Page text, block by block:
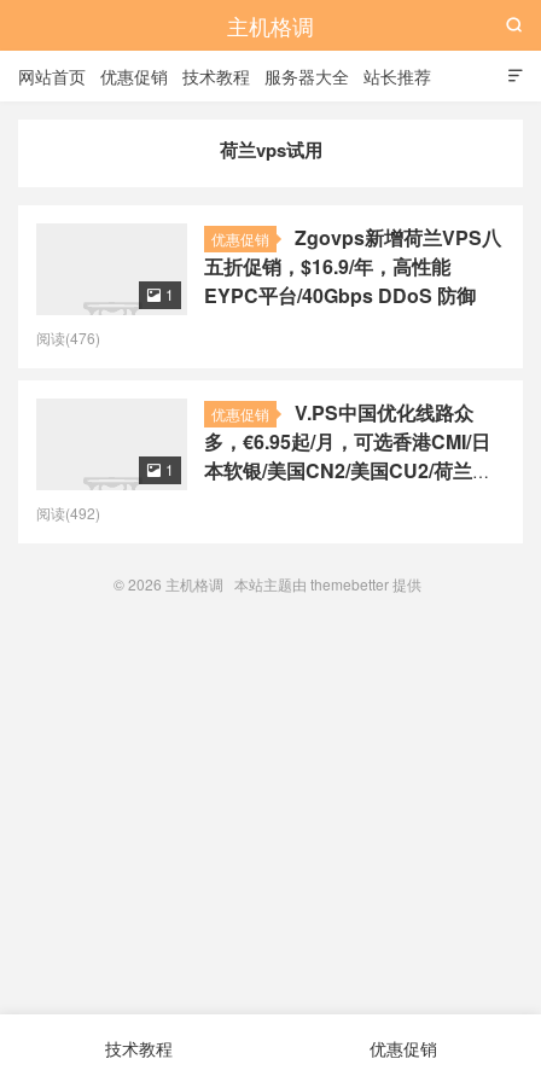
主机格调

网站首页 优惠促销 技术教程 服务器大全 站长推荐

荷兰vps试用
优惠促销
Zgovps新增荷兰VPS八
五折促销，$16.9/年，高性能
EYPC平台/40Gbps DDoS 防御
 1
阅读(476)
优惠促销
V.PS中国优化线路众
多，€6.95起/月，可选香港CMI/日
本软银/美国CN2/美国CU2/荷兰
 1
阅读(492)
© 2026 主机格调 本站主题由 themebetter提供
技术教程 优惠促销